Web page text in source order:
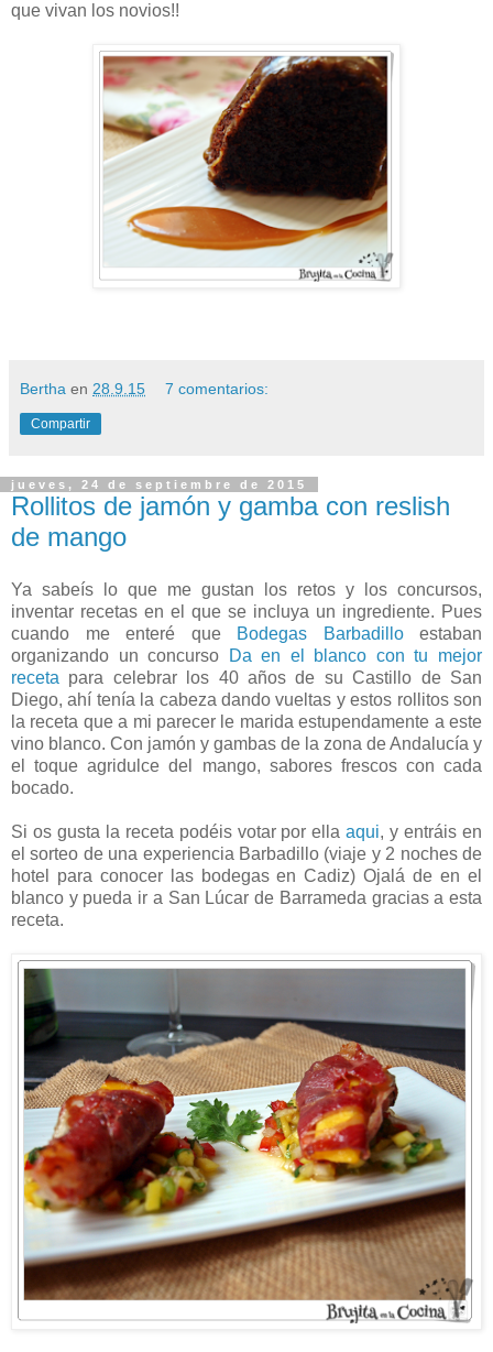
que vivan los novios!!
Bertha en 28.9.15 7 comentarios:
Compartir
jueves, 24 de septiembre de 2015
Rollitos de jamón y gamba con reslish
de mango
Ya sabeís lo que me gustan los retos y los concursos,
inventar recetas en el que se incluya un ingrediente. Pues
cuando me enteré que
Bodegas Barbadilloestaban
organizando un concurso
Da en el blanco con tu mejor
receta para celebrar los 40 años de su Castillo de San
Diego, ahí tenía la cabeza dando vueltas y estos rollitos son
la receta que a mi parecer le marida estupendamente a este
vino blanco. Con jamón y gambas de la zona de Andalucía y
el toque agridulce del mango, sabores frescos con cada
bocado.
Si os gusta la receta podéis votar por ellaaqui, y entráis en
el sorteo de una experiencia Barbadillo (viaje y 2 noches de
hotel para conocer las bodegas en Cadiz) Ojalá de en el
blanco y pueda ir a San Lúcar de Barrameda gracias a esta
receta.